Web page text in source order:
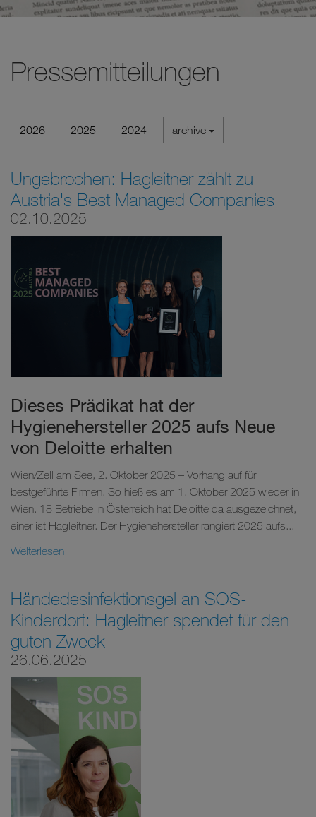
Pressemitteilungen
2026 2025 2024 archive
Ungebrochen: Hagleitner zählt zu
Austria's Best Managed Companies
02.10.2025
Dieses Prädikat hat der
Hygienehersteller 2025 aufs Neue
von Deloitte erhalten
Wien/Zell am See, 2. Oktober 2025 – Vorhang auf für
bestgeführte Firmen. So hieß es am 1. Oktober 2025 wieder in
Wien. 18 Betriebe in Österreich hat Deloitte da ausgezeichnet,
einer ist Hagleitner. Der Hygienehersteller rangiert 2025 aufs...
Weiterlesen
Händedesinfektionsgel an SOS-
Kinderdorf: Hagleitner spendet für den
guten Zweck
26.06.2025